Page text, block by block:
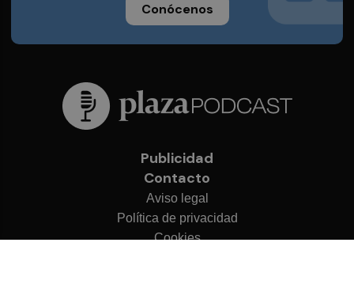
Conócenos
Publicidad
Contacto
Aviso legal
Política de privacidad
Cookies